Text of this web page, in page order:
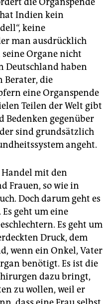
Indien kein
keine
man ausdrücklich
Organe nicht
Deutschland haben
Berater, die
eine Organspende
Teilen der Welt gibt
Bedenken gegenüber
sind grundsätzlich
angeht.
mit den
Frauen, so wie in
Doch darum geht es
geht um eine
Es geht um
Druck, dem
wenn ein Onkel, Vater
benötigt. Es ist die
dazu bringt,
zu wollen, weil er